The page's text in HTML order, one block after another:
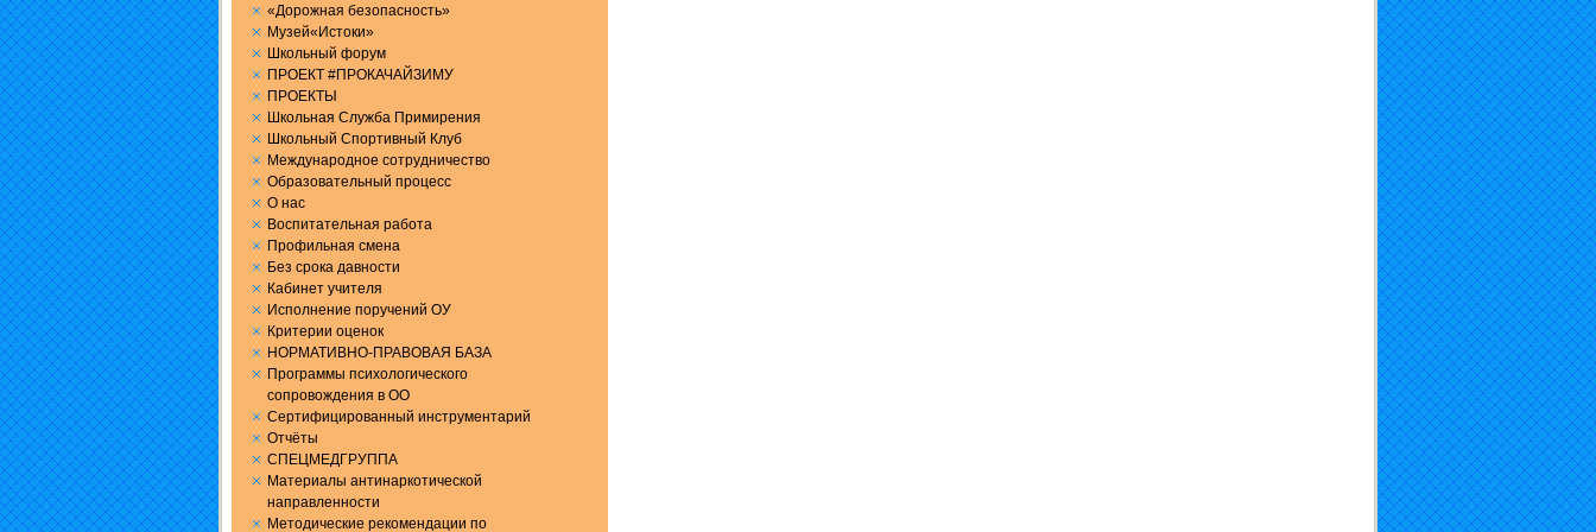
«Дорожная безопасность»
Музей«Истоки»
Школьный форум
ПРОЕКТ #ПРОКАЧАЙЗИМУ
ПРОЕКТЫ
Школьная Служба Примирения
Школьный Спортивный Клуб
Международное сотрудничество
Образовательный процесс
О нас
Воспитательная работа
Профильная смена
Без срока давности
Кабинет учителя
Исполнение поручений ОУ
Критерии оценок
НОРМАТИВНО-ПРАВОВАЯ БАЗА
Программы психологического
сопровождения в ОО
Сертифицированный инструментарий
Отчёты
СПЕЦМЕДГРУППА
Материалы антинаркотической
направленности
Методические рекомендации по